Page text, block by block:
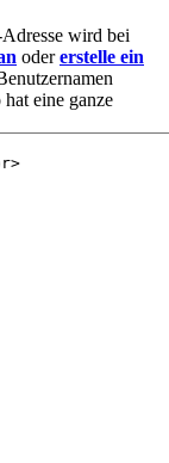
wird bei
odererstelle ein
eine ganze